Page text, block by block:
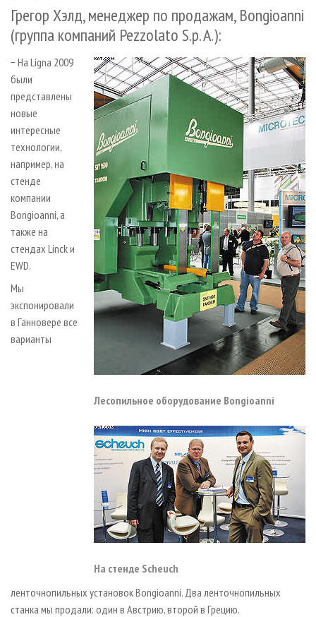
Грегор Хэлд, менеджер по продажам, Bongioanni
(группа компаний Pezzolato S.p. A.):
Лесопильное оборудование Bongioanni
На стенде Scheuch
− На Ligna 2009
были
представлены
новые
интересные
технологии,
например, на
стенде
компании
Bongioanni, а
также на
стендах Linck и
EWD.
Мы
экспонировали
в Ганновере все
варианты
ленточнопильных установок Bongioanni. Два ленточнопильных
станка мы продали: один в Австрию, второй в Грецию.